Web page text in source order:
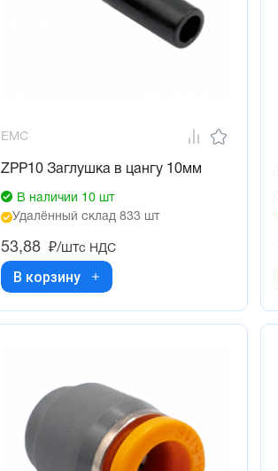
EMC
ZPP10 Заглушка в цангу 10мм
В наличии 10 шт
Удалённый склад 833 шт
53,88 ₽/штс НДС
В корзину